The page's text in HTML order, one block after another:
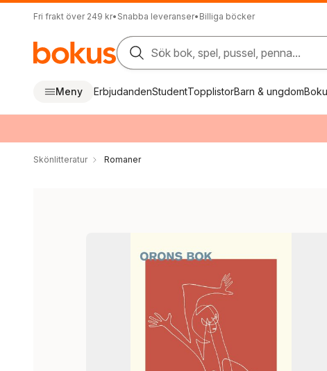
Fri frakt över 249 kr• Snabba leveranser• Billiga böcker
Sök bok, spel, pussel, penna...
Meny ErbjudandenStudentTopplistorBarn & ungdom
Skönlitteratur Romaner